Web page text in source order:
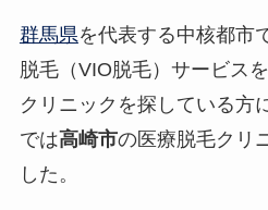
群馬県を代表する中核都市
脱毛（VIO脱毛）サービス
クリニックを探している方
では高崎市の医療脱毛クリ
した。